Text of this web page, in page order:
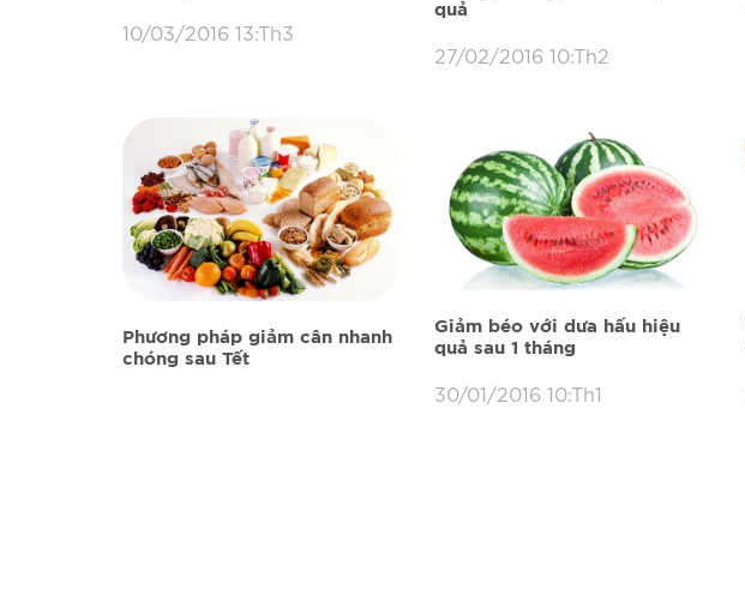
10/03/2016 13:Th3
quả
27/02/2016 10:Th2
Phương pháp giảm cân nhanh
chóng sau Tết
Giảm béo với dưa hấu hiệu
quả sau 1 tháng
30/01/2016 10:Th1